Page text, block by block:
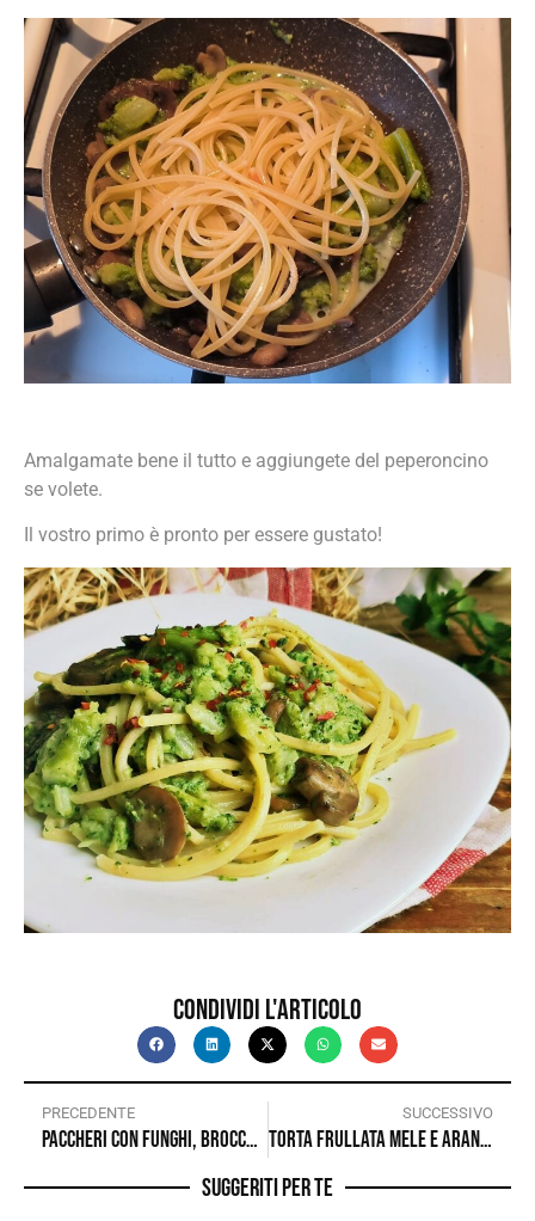
Amalgamate bene il tutto e aggiungete del peperoncino
se volete.
Il vostro primo è pronto per essere gustato!
Condividi l'articolo
PRECEDENTE
Paccheri con funghi, broccoli e pomodori secchi
SUCCESSIVO
Torta frullata mele e arancia
Suggeriti per te